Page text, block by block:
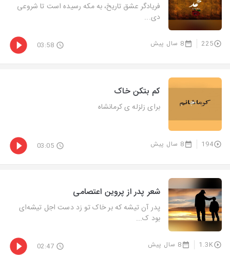
فریادگر عشق تاریخ، به مکه رسیده است تا شروعی
دی...
225 8 سال پیش 03:58
کم بتکن خاک
برای زلزله ی کرمانشاه
194 8 سال پیش 03:05
شعر پدر از پروین اعتصامی
پدر آن تیشه که بر خاک تو زد دست اجل تیشه‌ای
بود ک...
1.3K 8 سال پیش 02:47